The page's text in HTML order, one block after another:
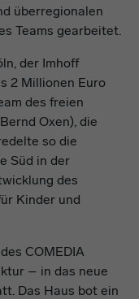
überregionalen
Teams gearbeitet.
der Imhoff
2 Millionen Euro
des freien
Oxen), die
so die
Süd in der
des
Kinder und
COMEDIA
– in das neue
Das Haus bot ein